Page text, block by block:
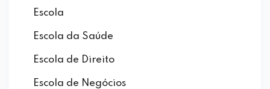
Escola
Escola da Saúde
Escola de Direito
Escola de Negócios